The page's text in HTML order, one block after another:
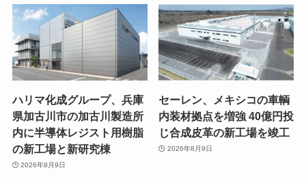
ハリマ化成グループ、兵庫
県加古川市の加古川製造所
内に半導体レジスト用樹脂
の新工場と新研究棟
2026年8月9日
セーレン、メキシコの車輌
内装材拠点を増強 40億円投
じ合成皮革の新工場を竣工
2026年8月9日